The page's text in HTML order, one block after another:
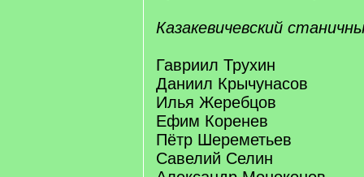
Казакевичевский
Гавриил Трухин
Даниил Крычунасов
Илья Жеребцов
Ефим Коренев
Пётр Шереметьев
Савелий Селин